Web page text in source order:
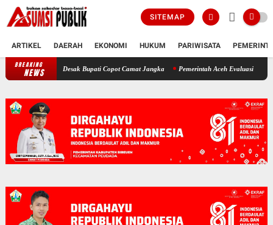
SITEMAP
ARTIKEL DAERAH EKONOMI HUKUM PARIWISATA
BREAKING
NEWS Polemik SKT Korban Bencana di Bireuen: Pimpinan DPRK Desak Bupati